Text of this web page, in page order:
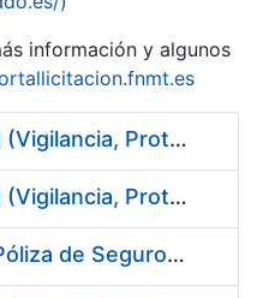
información y algunos
Servicio de Seguridad (Vigilancia, Protección y Control) en los centros de la FNMT-RCM en Burgos
Servicio de Seguridad (Vigilancia, Protección y Control) en los centros de la FNMT-RCM en Madrid
Contratación de una Póliza de Seguro Colectivo de Asistencia Sanitaria para la Fábrica Nacional de Moneda y Timbre – Real Casa de la Moneda